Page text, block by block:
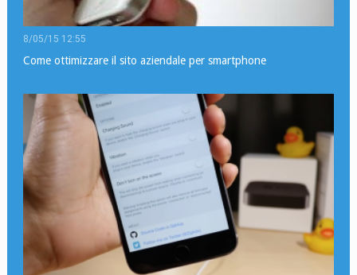
8/05/15 12:55
Come ottimizzare il sito aziendale per smartphone